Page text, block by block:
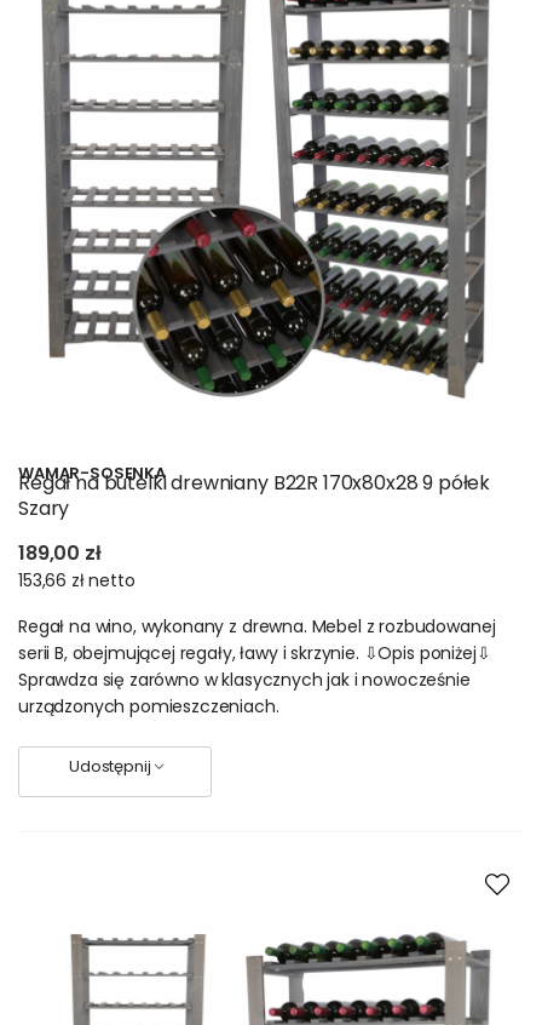
WAMAR-SOSENKA
Regał na butelki drewniany B22R 170x80x28 9 półek
Szary
189,00 zł
153,66 złnetto
Regał na wino, wykonany z drewna. Mebel z rozbudowanej
serii B, obejmującej regały, ławy i skrzynie. ⇩Opis poniżej⇩
Sprawdza się zarówno w klasycznych jak i nowocześnie
urządzonych pomieszczeniach.
Udostępnij